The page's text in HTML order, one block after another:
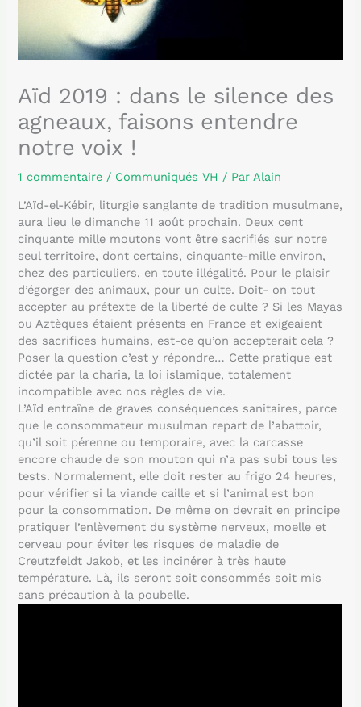
Aïd 2019 : dans le silence des
agneaux, faisons entendre
notre voix !
1 commentaire / Communiqués VH / ParAlain
L’Aïd-el-Kébir, liturgie sanglante de tradition musulmane,
aura lieu le dimanche 11 août prochain. Deux cent
cinquante mille moutons vont être sacrifiés sur notre
seul territoire, dont certains, cinquante-mille environ,
chez des particuliers, en toute illégalité. Pour le plaisir
d’égorger des animaux, pour un culte. Doit- on tout
accepter au prétexte de la liberté de culte ? Si les Mayas
ou Aztèques étaient présents en France et exigeaient
des sacrifices humains, est-ce qu’on accepterait cela ?
Poser la question c’est y répondre… Cette pratique est
dictée par la charia, la loi islamique, totalement
incompatible avec nos règles de vie.
L’Aïd entraîne de graves conséquences sanitaires, parce
que le consommateur musulman repart de l’abattoir,
qu’il soit pérenne ou temporaire, avec la carcasse
encore chaude de son mouton qui n’a pas subi tous les
tests. Normalement, elle doit rester au frigo 24 heures,
pour vérifier si la viande caille et si l’animal est bon
pour la consommation. De même on devrait en principe
pratiquer l’enlèvement du système nerveux, moelle et
cerveau pour éviter les risques de maladie de
Creutzfeldt Jakob, et les incinérer à très haute
température. Là, ils seront soit consommés soit mis
sans précaution à la poubelle.